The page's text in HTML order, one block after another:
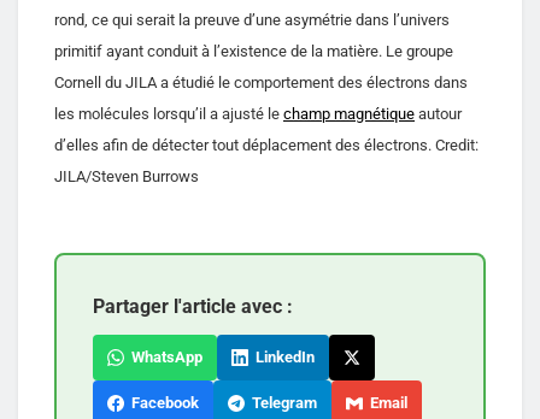
rond, ce qui serait la preuve d’une asymétrie dans l’univers
primitif ayant conduit à l’existence de la matière. Le groupe
Cornell du JILA a étudié le comportement des électrons dans
les molécules lorsqu’il a ajusté le champ magnétique autour
d’elles afin de détecter tout déplacement des électrons. Credit:
JILA/Steven Burrows
Partager l'article avec :
WhatsApp LinkedIn
Facebook Telegram Email